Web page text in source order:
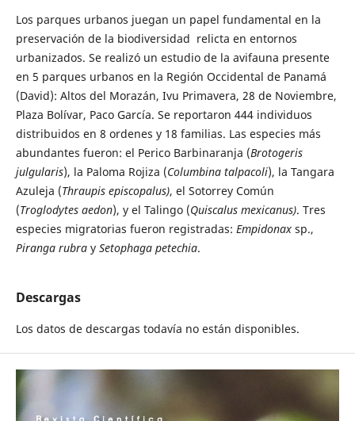
Los parques urbanos juegan un papel fundamental en la
preservación de la biodiversidad relicta en entornos
urbanizados. Se realizó un estudio de la avifauna presente
en 5 parques urbanos en la Región Occidental de Panamá
(David): Altos del Morazán, Ivu Primavera, 28 de Noviembre,
Plaza Bolívar, Paco García. Se reportaron 444 individuos
distribuidos en 8 ordenes y 18 familias. Las especies más
abundantes fueron: el Perico Barbinaranja (Brotogeris
julgularis), la Paloma Rojiza (Columbina talpacoli), la Tangara
Azuleja (Thraupis episcopalus), el Sotorrey Común
(Troglodytes aedon), y el Talingo (Quiscalus mexicanus). Tres
especies migratorias fueron registradas: Empidonaxsp.,
Piranga rubray Setophaga petechia.
Descargas
Los datos de descargas todavía no están disponibles.